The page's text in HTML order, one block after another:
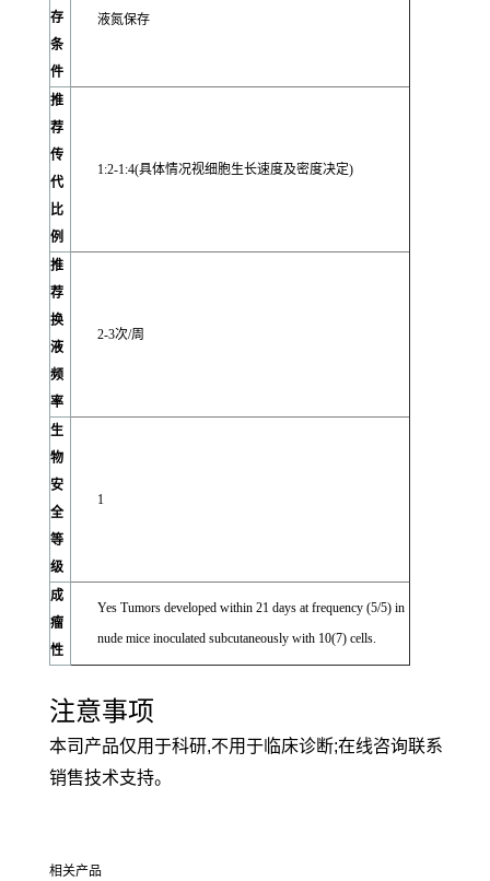
存
条
件
液氮保存
推
荐
传
代
比
例
1:2-1:4(具体情况视细胞生长速度及密度决定)
推
荐
换
液
频
率
2-3次/周
生
物
安
全
等
级
1
成
瘤
性
Yes Tumors developed within 21 days at frequency (5/5) in
nude mice inoculated subcutaneously with 10(7) cells.
注意事项
本司产品仅用于科研,不用于临床诊断;在线咨询联系
销售技术支持。
相关产品